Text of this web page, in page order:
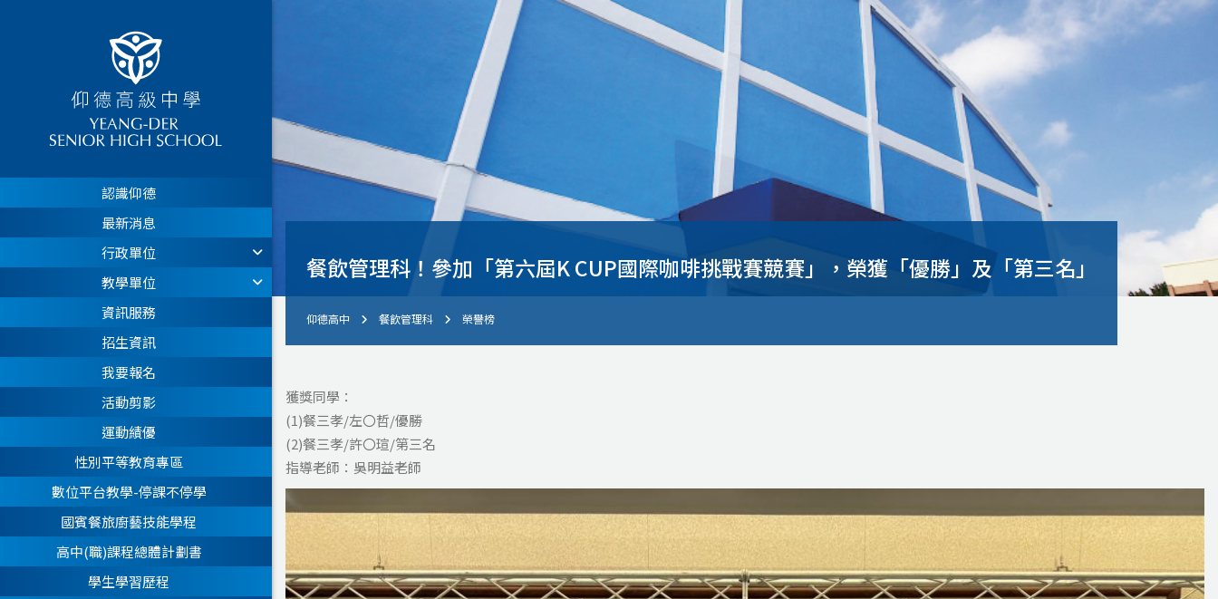
認識仰德
最新消息
行政單位
教學單位
資訊服務
招生資訊
我要報名
活動剪影
運動績優
性別平等教育專區
數位平台教學-停課不停學
國賓餐旅廚藝技能學程
高中(職)課程總體計劃書
學生學習歷程
餐飲管理科！參加「第六屆K CUP國際咖啡挑戰賽競賽」，榮獲「優勝」及「第三名」
仰德高中 餐飲管理科 榮譽榜
獲獎同學：
(1)餐三孝/左〇哲/優勝
(2)餐三孝/許〇瑄/第三名
指導老師：吳明益老師